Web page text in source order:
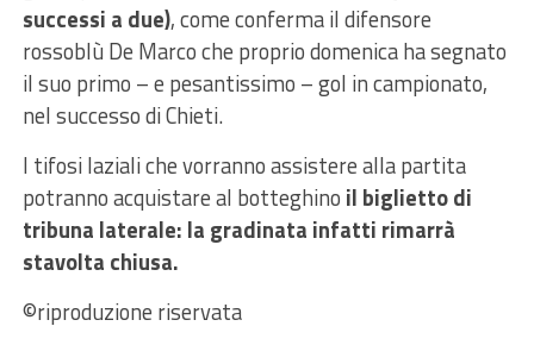
successi a due), come conferma il difensore
rossoblù De Marco che proprio domenica ha segnato
il suo primo – e pesantissimo – gol in campionato,
nel successo di Chieti.
I tifosi laziali che vorranno assistere alla partita
potranno acquistare al botteghino il biglietto di
tribuna laterale: la gradinata infatti rimarrà
stavolta chiusa.
©riproduzione riservata